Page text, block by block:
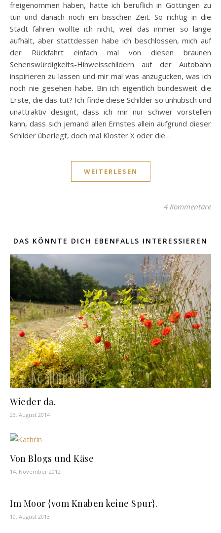
freigenommen haben, hatte ich beruflich in Göttingen zu
tun und danach noch ein bisschen Zeit. So richtig in die
Stadt fahren wollte ich nicht, weil das immer so lange
aufhält, aber stattdessen habe ich beschlossen, mich auf
der Rückfahrt einfach mal von diesen braunen
Sehenswürdigkeits-Hinweisschildern auf der Autobahn
inspirieren zu lassen und mir mal was anzugucken, was ich
noch nie gesehen habe. Bin ich eigentlich bundesweit die
Erste, die das tut? Ich finde diese Schilder so unhübsch und
unattraktiv designt, dass ich mir nur schwer vorstellen
kann, dass sich jemand allen Ernstes allein aufgrund dieser
Schilder überlegt, doch mal Kloster X oder die…
WEITERLESEN
4 Kommentare
DAS KÖNNTE DICH EBENFALLS INTERESSIEREN
Wieder da.
23. August 2014
Von Blogs und Käse
14. November 2012
Im Moor {vom Knaben keine Spur}.
10. August 2013